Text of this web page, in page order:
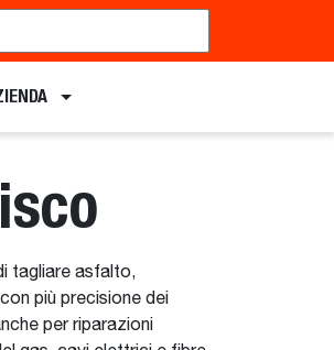
tagliare asfalto,
più precisione dei
per riparazioni